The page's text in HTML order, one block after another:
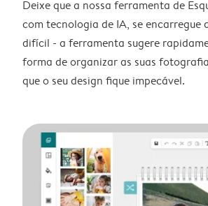
Deixe que a nossa ferramenta de
com tecnologia de IA, se encarregue
difícil - a ferramenta sugere
forma de organizar as suas
que o seu design fique impecável.